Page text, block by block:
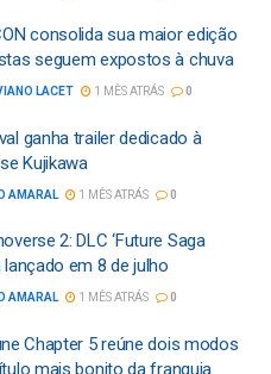
consolida sua maior edição
seguem expostos à chuva
LACET 1 MÊS ATRÁS 0
ganha trailer dedicado à
Kujikawa
AMARAL 1 MÊS ATRÁS 0
2: DLC ‘Future Saga
lançado em 8 de julho
AMARAL 1 MÊS ATRÁS 0
Chapter 5 reúne dois modos
mais bonito da franquia